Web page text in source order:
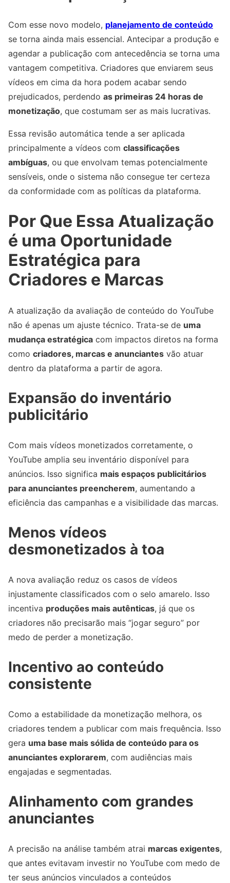
Com esse novo modelo, planejamento de conteúdo
se torna ainda mais essencial. Antecipar a produção e
agendar a publicação com antecedência se torna uma
vantagem competitiva. Criadores que enviarem seus
vídeos em cima da hora podem acabar sendo
prejudicados, perdendo as primeiras 24 horas de
monetização, que costumam ser as mais lucrativas.
Essa revisão automática tende a ser aplicada
principalmente a vídeos com classificações
ambíguas, ou que envolvam temas potencialmente
sensíveis, onde o sistema não consegue ter certeza
da conformidade com as políticas da plataforma.
Por Que Essa Atualização
é uma Oportunidade
Estratégica para
Criadores e Marcas
A atualização da avaliação de conteúdo do YouTube
não é apenas um ajuste técnico. Trata-se de uma
mudança estratégica com impactos diretos na forma
como criadores, marcas e anunciantes vão atuar
dentro da plataforma a partir de agora.
Expansão do inventário
publicitário
Com mais vídeos monetizados corretamente, o
YouTube amplia seu inventário disponível para
anúncios. Isso significa mais espaços publicitários
para anunciantes preencherem, aumentando a
eficiência das campanhas e a visibilidade das marcas.
Menos vídeos
desmonetizados à toa
A nova avaliação reduz os casos de vídeos
injustamente classificados com o selo amarelo. Isso
incentiva produções mais autênticas, já que os
criadores não precisarão mais “jogar seguro” por
medo de perder a monetização.
Incentivo ao conteúdo
consistente
Como a estabilidade da monetização melhora, os
criadores tendem a publicar com mais frequência. Isso
gera uma base mais sólida de conteúdo para os
anunciantes explorarem, com audiências mais
engajadas e segmentadas.
Alinhamento com grandes
anunciantes
A precisão na análise também atrai marcas exigentes,
que antes evitavam investir no YouTube com medo de
ter seus anúncios vinculados a conteúdos